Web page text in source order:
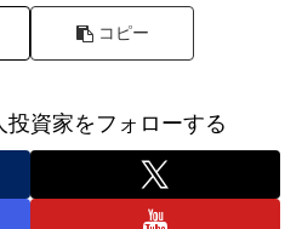
コピー
投資家をフォローする